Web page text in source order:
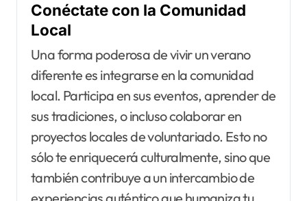
Conéctate con la Comunidad
Local
Una forma poderosa de vivir un verano
diferente es integrarse en la comunidad
local. Participa en sus eventos, aprender de
sus tradiciones, o incluso colaborar en
proyectos locales de voluntariado. Esto no
sólo te enriquecerá culturalmente, sino que
también contribuye a un intercambio de